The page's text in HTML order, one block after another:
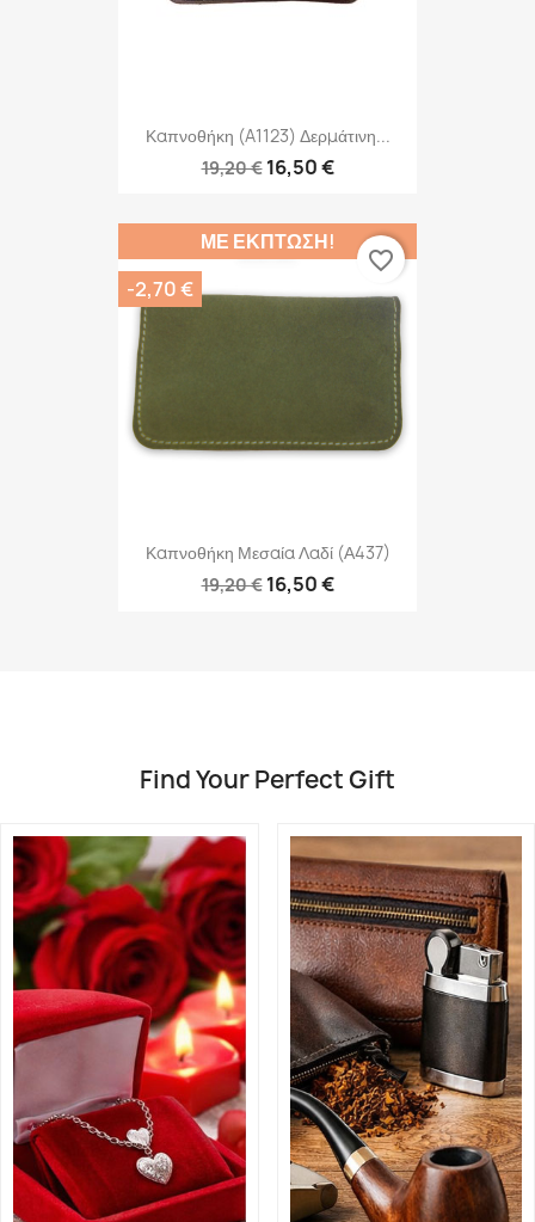
Καπνοθήκη (A1123) Δερμάτινη...
19,20 € 16,50 €
Καπνοθήκη Μεσαία Λαδί (Α437)
19,20 € 16,50 €
ΜΕ ΈΚΠΤΩΣΗ!
-2,70 €
favorite_border
Find Your Perfect Gift